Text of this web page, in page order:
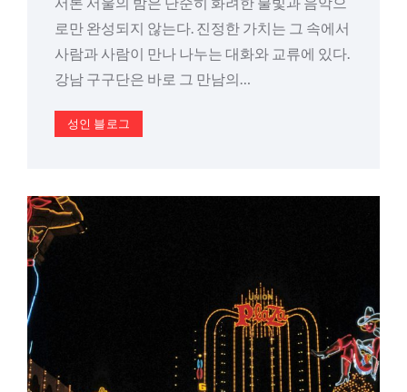
로만 완성되지 않는다. 진정한 가치는 그 속에서
사람과 사람이 만나 나누는 대화와 교류에 있다.
강남 구구단은 바로 그 만남의…
성인 블로그